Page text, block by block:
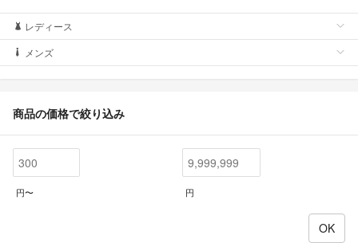
レディース
メンズ
商品の価格で絞り込み
円〜 円